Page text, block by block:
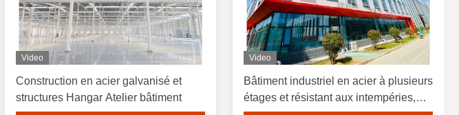
Video
Construction en acier galvanisé et
structures Hangar Atelier bâtiment
Video
Bâtiment industriel en acier à plusieurs
étages et résistant aux intempéries,